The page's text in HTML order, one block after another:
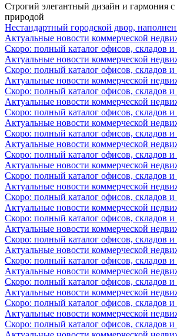
Строгий элегантный дизайн и гармония
природой
Нестандартный городской двор,
Актуальные новости коммерческой
Скоро: полный каталог офисов, складов
Актуальные новости коммерческой
Скоро: полный каталог офисов, складов
Актуальные новости коммерческой
Скоро: полный каталог офисов, складов
Актуальные новости коммерческой
Скоро: полный каталог офисов, складов
Актуальные новости коммерческой
Скоро: полный каталог офисов, складов
Актуальные новости коммерческой
Скоро: полный каталог офисов, складов
Актуальные новости коммерческой
Скоро: полный каталог офисов, складов
Актуальные новости коммерческой
Скоро: полный каталог офисов, складов
Актуальные новости коммерческой
Скоро: полный каталог офисов, складов
Актуальные новости коммерческой
Скоро: полный каталог офисов, складов
Актуальные новости коммерческой
Скоро: полный каталог офисов, складов
Актуальные новости коммерческой
Скоро: полный каталог офисов, складов
Актуальные новости коммерческой
Скоро: полный каталог офисов, складов
Актуальные новости коммерческой
Скоро: полный каталог офисов, складов